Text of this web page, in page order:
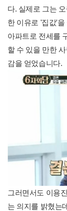
다. 실제로 그는
한 이유로 '집값'
아파트로 전세를
할 수 있을 만한
감을 얻었습니다.
그러면서도 이용
는 의지를 밝혔는